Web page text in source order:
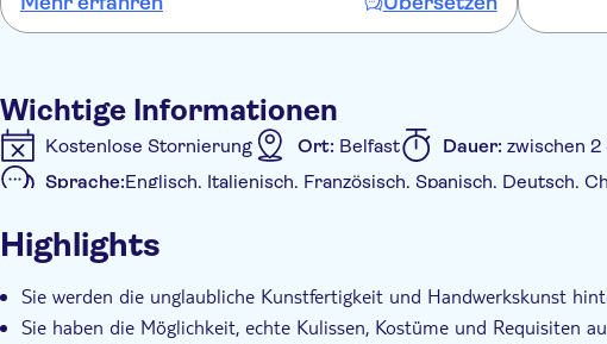
Nur 30 Minuten von Belfast entfernt, ist diese Tour ein Muss für
Wichtige Informationen
Kostenlose Stornierung Ort: Belfast Dauer: zwischen
Sprache:Englisch, Italienisch, Französisch, Spanisch, Deutsch,
Sofortbestätigung
Digitale BuchungsbestätigungWheelchair access
Highlights
Sie werden die unglaubliche Kunstfertigkeit und Handwerkskunst
Sie haben die Möglichkeit, echte Kulissen, Kostüme und Requisiten